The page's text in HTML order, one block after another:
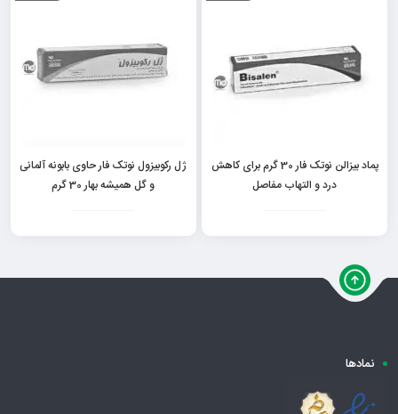
پماد بیزالن نوتک فار 30 گرم برای کاهش
درد و التهاب مفاصل
ژل رکوبیزول نوتک فار حاوی بابونه آلمانی
و گل همیشه بهار 30 گرم
نمادها